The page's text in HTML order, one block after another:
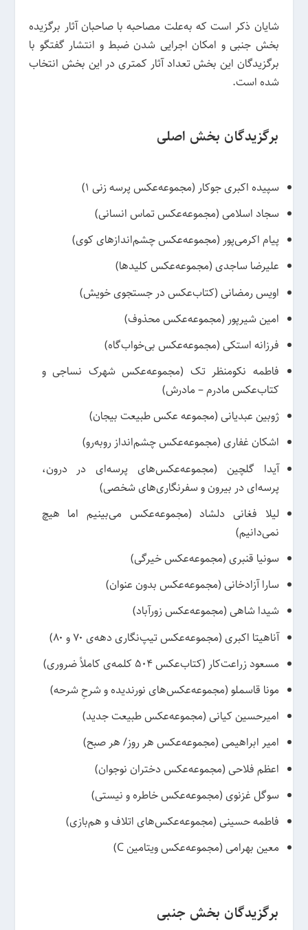
شایان ذکر است که به‌علت مصاحبه با صاحبان آثار برگزیده
بخش جنبی و امکان اجرایی شدن ضبط و انتشار گفتگو با
برگزیدگان این بخش تعداد آثار کمتری در این بخش انتخاب
شده است.
برگزیدگان بخش اصلی
سپیده اکبری جوکار (مجموعه‌عکس پرسه زنی ۱)
سجاد اسلامی (مجموعه‌عکس تماس انسانی)
پیام اکرمی‌پور (مجموعه‌عکس چشم‌انداز‌های کوی)
علیرضا ساجدی (مجموعه‌عکس کلیدها)
اویس رمضانی (کتاب‌عکس در جستجوی خویش)
امین شیرپور (مجموعه‌عکس محذوف)
فرزانه استکی (مجموعه‌عکس بی‌خواب‌گاه)
فاطمه نکومنظر تک (مجموعه‌عکس شهرک نساجی و
کتاب‌عکس مادرم – مادرش)
ژوبین عبدیانی (مجموعه عکس طبیعت بیجان)
اشکان غفاری (مجموعه‌عکس چشم‌انداز روبه‌رو)
آیدا گلچین (مجموعه‌عکس‌های پرسه‌ای در درون،
پرسه‌ای در بیرون و سفرنگاری‌های شخصی)
لیلا فغانی دلشاد (مجموعه‌عکس می‌بینیم اما هیچ
نمی‌دانیم)
سونیا قنبری (مجموعه‌عکس خیرگی)
سارا آزادخانی (مجموعه‌عکس بدون عنوان)
شیدا شاهی (مجموعه‌عکس زورآباد)
آناهیتا اکبری (مجموعه‌عکس تیپ‌نگاری دهه‌ی ۷۰ و ۸۰)
مسعود زراعت‌کار (کتاب‌عکس ۵۰۴ کلمه‌ی کاملاً ضروری)
مونا قاسملو (مجموعه‌‌عکس‌های نورندیده و شرحِ شرحه)
امیرحسین کیانی (مجموعه‌‌عکس طبیعت جدید)
امیر ابراهیمی (مجموعه‌‌عکس هر روز/ هر صبح)
اعظم فلاحی (مجموعه‌‌عکس دختران نوجوان)
سوگل غزنوی (مجموعه‌‌عکس خاطره و نیستی)
فاطمه حسینی (مجموعه‌عکس‌های اتلاف و هم‌بازی)
معین بهرامی (مجموعه‌‌عکس ویتامین C)
برگزیدگان بخش جنبی